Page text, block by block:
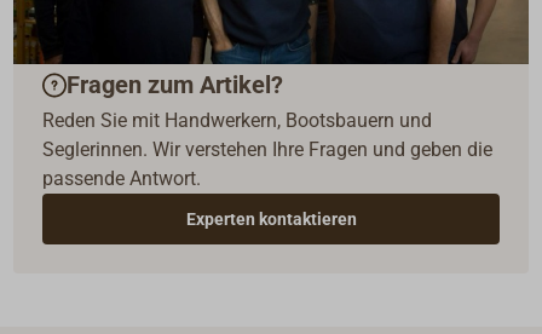
Fragen zum Artikel?
Reden Sie mit Handwerkern, Bootsbauern und
Seglerinnen. Wir verstehen Ihre Fragen und geben die
passende Antwort.
Experten kontaktieren